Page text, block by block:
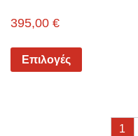
395,00 €
Επιλογές
1